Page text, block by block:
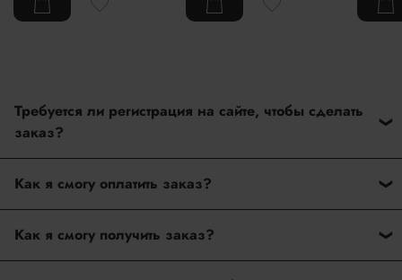
Требуется ли регистрация на сайте, чтобы сделать
заказ?
заказ. Вам достаточно ввести только данные при
оформлении покупки.
Как я смогу оплатить заказ?
наличие товара от нашего менеджера. Как только мы
подтвердим наличие товара, то сразу пришлем ссылку на
Как я смогу получить заказ?